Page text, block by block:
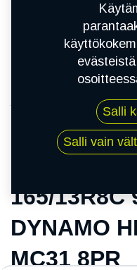
165/13R8C 94/93S
165/13R8C
DYNAMO
MC31 8PR
Salli
Salli vain